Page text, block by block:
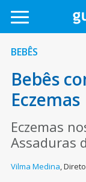
BEBÊS
Bebês
Eczemas
Eczemas
Assaduras
Vilma Medina,